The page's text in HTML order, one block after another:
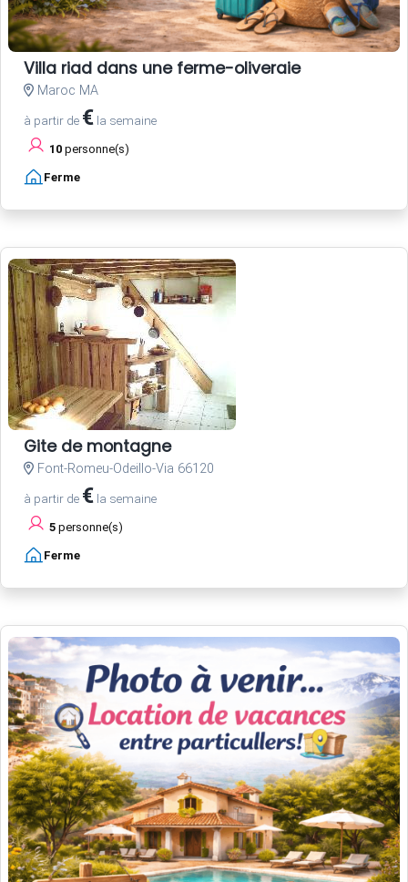
Villa riad dans une ferme-oliveraie
Maroc MA
à partir de € la semaine
10 personne(s)
Ferme
Gite de montagne
Font-Romeu-Odeillo-Via 66120
à partir de € la semaine
5 personne(s)
Ferme